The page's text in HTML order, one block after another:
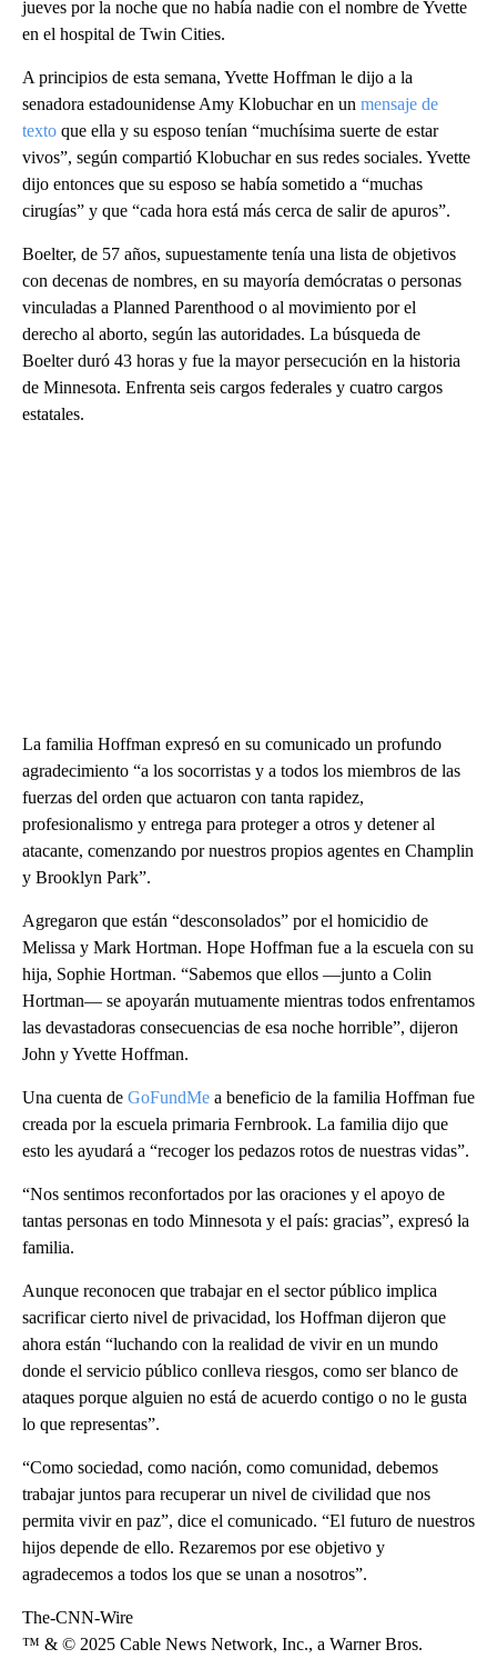
jueves por la noche que no había nadie con el nombre de Yvette
en el hospital de Twin Cities.
A principios de esta semana, Yvette Hoffman le dijo a la
senadora estadounidense Amy Klobuchar en un mensaje de
texto que ella y su esposo tenían “muchísima suerte de estar
vivos”, según compartió Klobuchar en sus redes sociales. Yvette
dijo entonces que su esposo se había sometido a “muchas
cirugías” y que “cada hora está más cerca de salir de apuros”.
Boelter, de 57 años, supuestamente tenía una lista de objetivos
con decenas de nombres, en su mayoría demócratas o personas
vinculadas a Planned Parenthood o al movimiento por el
derecho al aborto, según las autoridades. La búsqueda de
Boelter duró 43 horas y fue la mayor persecución en la historia
de Minnesota. Enfrenta seis cargos federales y cuatro cargos
estatales.
La familia Hoffman expresó en su comunicado un profundo
agradecimiento “a los socorristas y a todos los miembros de las
fuerzas del orden que actuaron con tanta rapidez,
profesionalismo y entrega para proteger a otros y detener al
atacante, comenzando por nuestros propios agentes en Champlin
y Brooklyn Park”.
Agregaron que están “desconsolados” por el homicidio de
Melissa y Mark Hortman. Hope Hoffman fue a la escuela con su
hija, Sophie Hortman. “Sabemos que ellos —junto a Colin
Hortman— se apoyarán mutuamente mientras todos enfrentamos
las devastadoras consecuencias de esa noche horrible”, dijeron
John y Yvette Hoffman.
Una cuenta de GoFundMe a beneficio de la familia Hoffman fue
creada por la escuela primaria Fernbrook. La familia dijo que
esto les ayudará a “recoger los pedazos rotos de nuestras vidas”.
“Nos sentimos reconfortados por las oraciones y el apoyo de
tantas personas en todo Minnesota y el país: gracias”, expresó la
familia.
Aunque reconocen que trabajar en el sector público implica
sacrificar cierto nivel de privacidad, los Hoffman dijeron que
ahora están “luchando con la realidad de vivir en un mundo
donde el servicio público conlleva riesgos, como ser blanco de
ataques porque alguien no está de acuerdo contigo o no le gusta
lo que representas”.
“Como sociedad, como nación, como comunidad, debemos
trabajar juntos para recuperar un nivel de civilidad que nos
permita vivir en paz”, dice el comunicado. “El futuro de nuestros
hijos depende de ello. Rezaremos por ese objetivo y
agradecemos a todos los que se unan a nosotros”.
The-CNN-Wire
™ & © 2025 Cable News Network, Inc., a Warner Bros.